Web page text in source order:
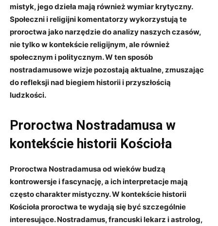
mistyk, jego⁢ dzieła‌ mają również wymiar krytyczny.
Społeczni ‍i​ religijni komentatorzy​ wykorzystują te
proroctwa jako ‍narzędzie do analizy naszych czasów,
nie tylko w ‌kontekście religijnym, ale ⁢również
społecznym i politycznym. ​W ​ten sposób
nostradamusowe wizje ​pozostają aktualne, zmuszając‍
do refleksji nad biegiem ‌historii i ‍przyszłością
ludzkości.
Proroctwa Nostradamusa⁢ w
‍kontekście⁢ historii Kościoła
Proroctwa⁣ Nostradamusa od wieków budzą
kontrowersje i fascynację, a‌ ich ‌interpretacje mają
często ​charakter mistyczny. ⁣W ‌kontekście historii
Kościoła proroctwa te‍ wydają ​się być szczególnie
interesujące. Nostradamus, francuski​ lekarz i ‌astrolog,